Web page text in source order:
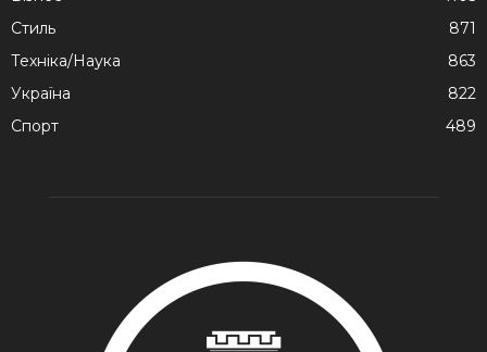
Стиль
871
Техніка/Наука
863
Україна
822
Спорт
489